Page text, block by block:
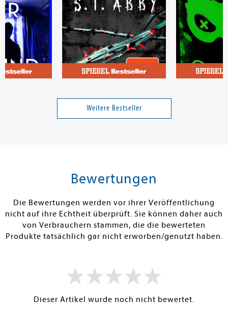
Blood - Du sollst bereuen
Warenkorb
Weitere Bestseller
Bewertungen
Die Bewertungen werden vor ihrer Veröffentlichung
nicht auf ihre Echtheit überprüft. Sie können daher auch
von Verbrauchern stammen, die die bewerteten
Produkte tatsächlich gar nicht erworben/genutzt haben.
Dieser Artikel wurde noch nicht bewertet.